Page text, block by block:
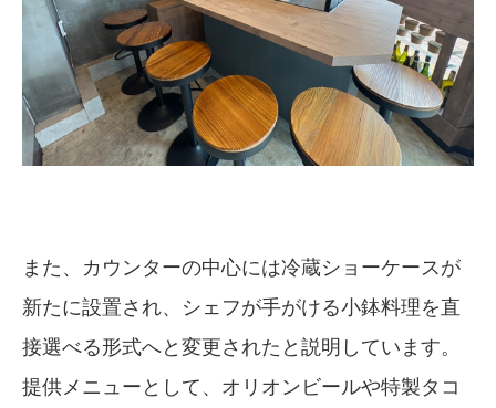
また、カウンターの中心には冷蔵ショーケースが
新たに設置され、シェフが手がける小鉢料理を直
接選べる形式へと変更されたと説明しています。
提供メニューとして、オリオンビールや特製タコ